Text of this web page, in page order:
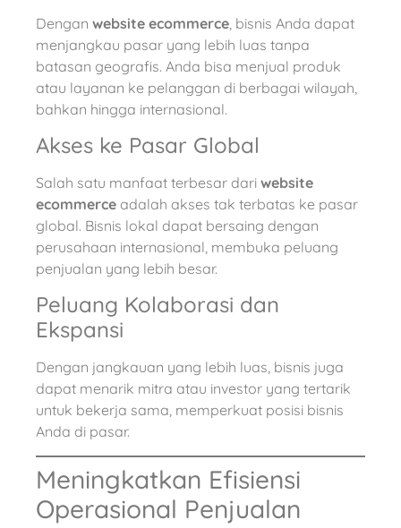
Dengan website ecommerce , bisnis Anda dapat
menjangkau pasar yang lebih luas tanpa
batasan geografis. Anda bisa menjual produk
atau layanan ke pelanggan di berbagai wilayah,
bahkan hingga internasional.
Akses ke Pasar Global
Salah satu manfaat terbesar dari website
ecommerce adalah akses tak terbatas ke pasar
global. Bisnis lokal dapat bersaing dengan
perusahaan internasional, membuka peluang
penjualan yang lebih besar.
Peluang Kolaborasi dan
Ekspansi
Dengan jangkauan yang lebih luas, bisnis juga
dapat menarik mitra atau investor yang tertarik
untuk bekerja sama, memperkuat posisi bisnis
Anda di pasar.
Meningkatkan Efisiensi
Operasional Penjualan